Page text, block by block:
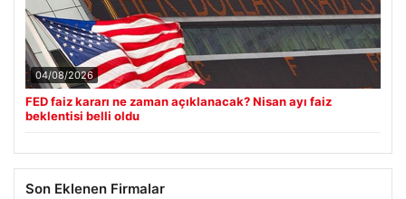
04/08/2026
FED faiz kararı ne zaman açıklanacak? Nisan ayı faiz
beklentisi belli oldu
Son Eklenen Firmalar